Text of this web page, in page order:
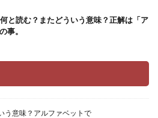
と読む？またどういう意味？正解は「ア
事。
う意味？アルファベットで